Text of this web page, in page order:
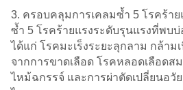
3. ครอบคลุมการเคลมซ้ำ 5 โรคร้าย
ซ้ำ 5 โรคร้ายแรงระดับรุนแรงที่พบ
ได้แก่ โรคมะเร็งระยะลุกลาม กล้าม
จากการขาดเลือด โรคหลอดเลือดส
ไหม้ฉกรรจ์ และการผ่าตัดเปลี่ยนอวั